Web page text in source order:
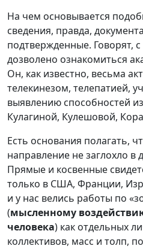
На чем основывается
сведения, правда,
подтвержденные. Говорят,
дозволено ознакомиться
Он, как известно, весьма
телекинезом, телепатией,
выявлению способностей
Кулагиной, Кулешовой,
Есть основания полагать,
направление не заглохло в
Прямые и косвенные
только в США, Франции,
и у нас велись работы по
(мысленному
человека) как отдельных
коллективов, масс и толп,